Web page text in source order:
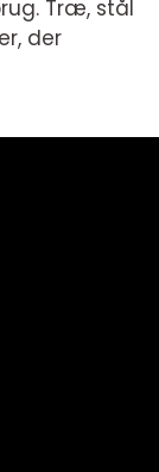
Træ, stål
der